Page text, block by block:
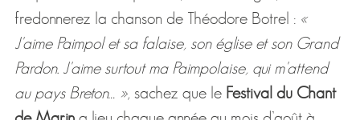
fredonnerez la chanson de Théodore Botrel : «
J'aime Paimpol et sa falaise, son église et son Grand
Pardon. J'aime surtout ma Paimpolaise, qui m'attend
au pays Breton… », sachez que le Festival du Chant